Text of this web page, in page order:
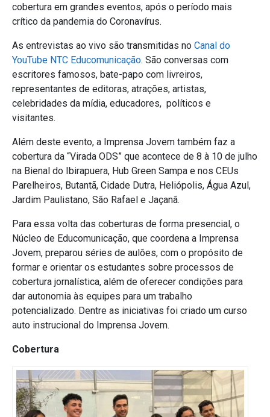
cobertura em grandes eventos, após o período mais
crítico da pandemia do Coronavírus.
As entrevistas ao vivo são transmitidas no Canal do
YouTube NTC Educomunicação. São conversas com
escritores famosos, bate-papo com livreiros,
representantes de editoras, atrações, artistas,
celebridades da mídia, educadores, políticos e
visitantes.
Além deste evento, a Imprensa Jovem também faz a
cobertura da “Virada ODS” que acontece de 8 à 10 de julho
na Bienal do Ibirapuera, Hub Green Sampa e nos CEUs
Parelheiros, Butantã, Cidade Dutra, Heliópolis, Água Azul,
Jardim Paulistano, São Rafael e Jaçanã.
Para essa volta das coberturas de forma presencial, o
Núcleo de Educomunicação, que coordena a Imprensa
Jovem, preparou séries de aulões, com o propósito de
formar e orientar os estudantes sobre processos de
cobertura jornalística, além de oferecer condições para
dar autonomia às equipes para um trabalho
potencializado. Dentre as iniciativas foi criado um curso
auto instrucional do Imprensa Jovem.
Cobertura